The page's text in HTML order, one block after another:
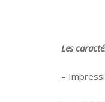
Les
–